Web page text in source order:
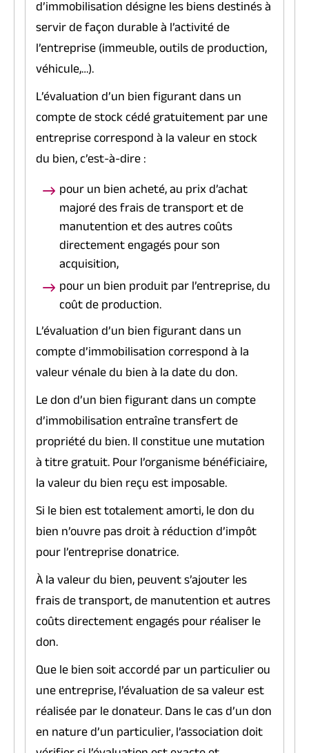
d’immobilisation désigne les biens destinés à
servir de façon durable à l’activité de
l’entreprise (immeuble, outils de production,
véhicule,…).
L’évaluation d’un bien figurant dans un
compte de stock cédé gratuitement par une
entreprise correspond à la valeur en stock
du bien, c’est-à-dire :
pour un bien acheté, au prix d’achat
majoré des frais de transport et de
manutention et des autres coûts
directement engagés pour son
acquisition,
pour un bien produit par l’entreprise, du
coût de production.
L’évaluation d’un bien figurant dans un
compte d’immobilisation correspond à la
valeur vénale du bien à la date du don.
Le don d’un bien figurant dans un compte
d’immobilisation entraîne transfert de
propriété du bien. Il constitue une mutation
à titre gratuit. Pour l’organisme bénéficiaire,
la valeur du bien reçu est imposable.
Si le bien est totalement amorti, le don du
bien n’ouvre pas droit à réduction d’impôt
pour l’entreprise donatrice.
À la valeur du bien, peuvent s’ajouter les
frais de transport, de manutention et autres
coûts directement engagés pour réaliser le
don.
Que le bien soit accordé par un particulier ou
une entreprise, l’évaluation de sa valeur est
réalisée par le donateur. Dans le cas d’un don
en nature d’un particulier, l’association doit